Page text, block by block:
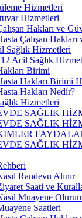
Hizmetleri
Hizmetleri
Hakları ve
Çalışan
Sağlık Hizmetleri
Acil Sağlık
Birimi
Hakları Birimi
Hakları Nedir?
Hizmetleri
SAĞLIK
SAĞLIK
SAĞLIK
Randevu Alınır
Saati ve
Muayene
Saatleri